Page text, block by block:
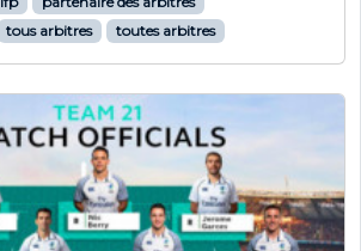
tous arbitres toutes arbitres